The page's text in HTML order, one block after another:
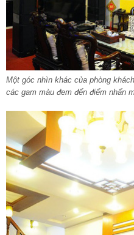
Một góc nhìn khác của phòng
các gam màu đem đến điểm nhấn